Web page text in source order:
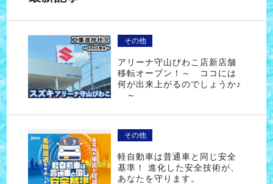
その他
アリーナ守山びわこ店新店舗
移転オープン！～ ココには
何が出来上がるのでしょうか♪
～
その他
軽自動車は普通車と同じ安全
基準！ 進化した安全技術が、
あなたを守ります。